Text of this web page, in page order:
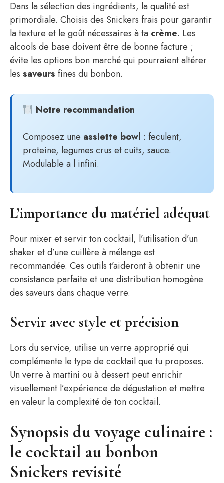
Dans la sélection des ingrédients, la qualité est
primordiale. Choisis des Snickers frais pour garantir
la texture et le goût nécessaires à ta crème. Les
alcools de base doivent être de bonne facture ;
évite les options bon marché qui pourraient altérer
les saveurs fines du bonbon.
Notre recommandation
Composez une assiette bowl : feculent,
proteine, legumes crus et cuits, sauce.
Modulable a l infini.
L’importance du matériel adéquat
Pour mixer et servir ton cocktail, l’utilisation d’un
shaker et d’une cuillère à mélange est
recommandée. Ces outils t’aideront à obtenir une
consistance parfaite et une distribution homogène
des saveurs dans chaque verre.
Servir avec style et précision
Lors du service, utilise un verre approprié qui
complémente le type de cocktail que tu proposes.
Un verre à martini ou à dessert peut enrichir
visuellement l’expérience de dégustation et mettre
en valeur la complexité de ton cocktail.
Synopsis du voyage culinaire :
le cocktail au bonbon
Snickers revisité